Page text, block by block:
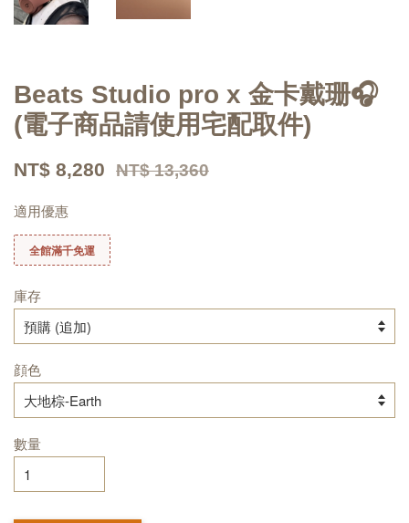
Beats Studio pro x 金卡戴珊🎧
(電子商品請使用宅配取件)
NT$ 8,280 NT$ 13,360
適用優惠
全館滿千免運
庫存
顔色
數量